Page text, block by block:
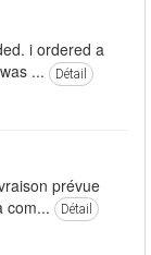
i ordered a
...
Détail
prévue
com...
Détail